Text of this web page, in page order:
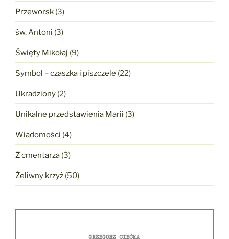
Przeworsk (3)
św. Antoni (3)
Święty Mikołaj (9)
Symbol – czaszka i piszczele (22)
Ukradziony (2)
Unikalne przedstawienia Marii (3)
Wiadomości (4)
Z cmentarza (3)
Żeliwny krzyż (50)